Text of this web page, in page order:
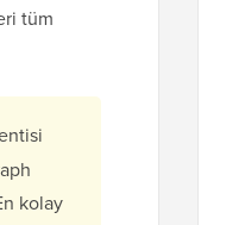
tüm
kolay